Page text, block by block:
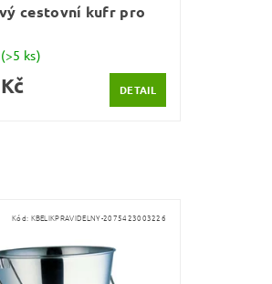
cestovní kufr pro
(>5 ks)
DETAIL
Kód: KBELIKPRAVIDELNY-2075423003226